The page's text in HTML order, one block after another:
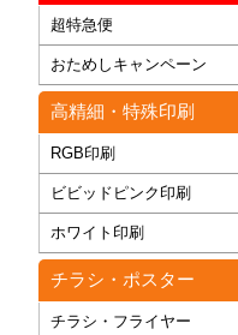
超特急便
おためしキャンペーン
高精細・特殊印刷
RGB印刷
ビビッドピンク印刷
ホワイト印刷
チラシ・ポスター
チラシ・フライヤー